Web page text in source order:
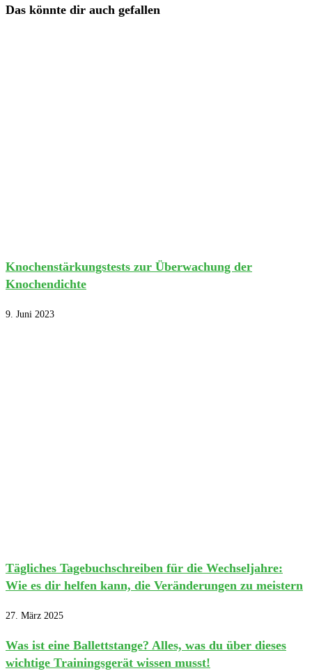
Das könnte dir auch gefallen
Knochenstärkungstests zur Überwachung der
Knochendichte
9. Juni 2023
Tägliches Tagebuchschreiben für die Wechseljahre:
Wie es dir helfen kann, die Veränderungen zu meistern
27. März 2025
Was ist eine Ballettstange? Alles, was du über dieses
wichtige Trainingsgerät wissen musst!